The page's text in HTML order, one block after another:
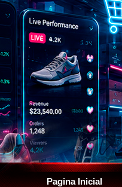
Pagina Inicial